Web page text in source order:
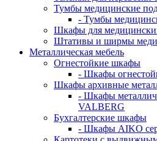
Тумбы медицинские
- Тумбы
Шкафы для
Штативы и ширмы
Металлическая мебель
Огнестойкие шкафы
- Шкафы
Шкафы архивные
- Шкафы
VALBERG
Бухгалтерские шкафы
- Шкафы AIKO